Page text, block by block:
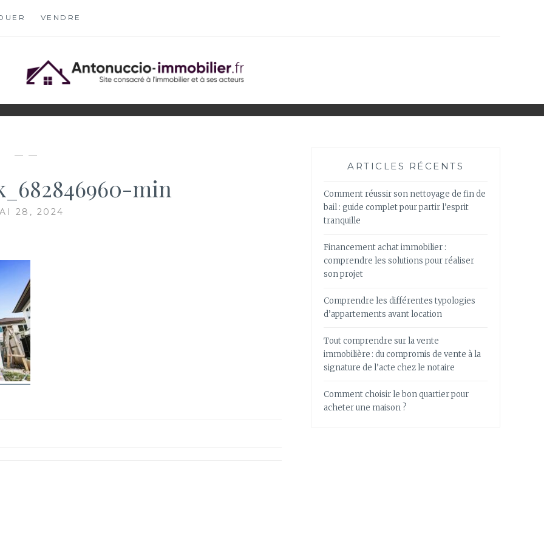
VENDRE
— —
min
28, 2024
ARTICLES RÉCENTS
Comment réussir son nettoyage de fin de
bail : guide complet pour partir l’esprit
tranquille
Financement achat immobilier :
comprendre les solutions pour réaliser
son projet
Comprendre les différentes typologies
d’appartements avant location
Tout comprendre sur la vente
immobilière : du compromis de vente à la
signature de l’acte chez le notaire
Comment choisir le bon quartier pour
acheter une maison ?